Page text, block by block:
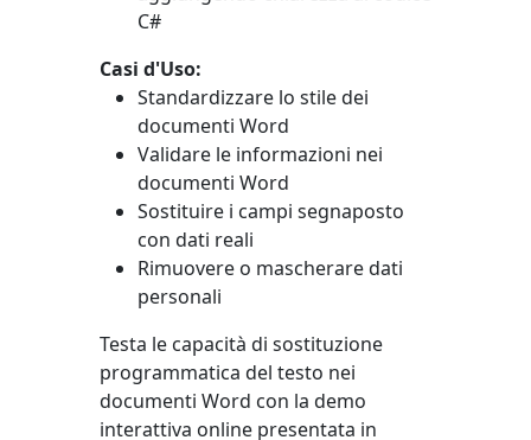
C#
Casi d'Uso:
Standardizzare lo stile dei
documenti Word
Validare le informazioni nei
documenti Word
Sostituire i campi segnaposto
con dati reali
Rimuovere o mascherare dati
personali
Testa le capacità di sostituzione
programmatica del testo nei
documenti Word con la demo
interattiva online presentata in